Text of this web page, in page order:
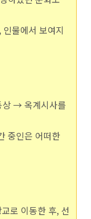
물에서 보여지
→ 옥계시사를
중인은 어떠한
로 이동한 후, 선